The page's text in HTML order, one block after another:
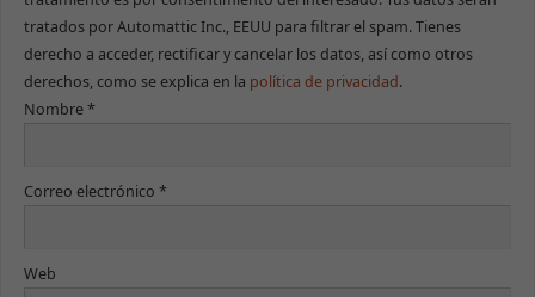
tratados por Automattic Inc., EEUU para filtrar el spam. Tienes
derecho a acceder, rectificar y cancelar los datos, así como otros
derechos, como se explica en la política de privacidad.
Nombre*
Correo electrónico *
Web